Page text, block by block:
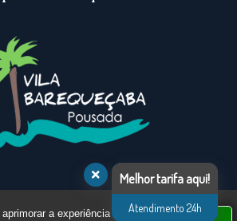
Barequeçaba | Pousada em São Sebastião –
0001-76 - Todos os direitos reservados
a experiência do
Melhor tarifa aqui!
Atendimento 24h